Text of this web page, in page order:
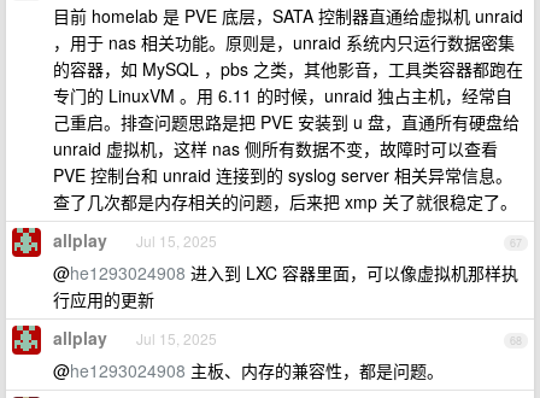
目前 homelab 是 PVE 底层，SATA 控制器直通给虚拟机 unraid
，用于 nas 相关功能。原则是，unraid 系统内只运行数据密集
的容器，如 MySQL ，pbs 之类，其他影音，工具类容器都跑在
专门的 LinuxVM 。用 6.11 的时候，unraid 独占主机，经常自
己重启。排查问题思路是把 PVE 安装到 u 盘，直通所有硬盘给
unraid 虚拟机，这样 nas 侧所有数据不变，故障时可以查看
PVE 控制台和 unraid 连接到的 syslog server 相关异常信息。
查了几次都是内存相关的问题，后来把 xmp 关了就很稳定了。
67
allplay Jul 15, 2025
@he1293024908 进入到 LXC 容器里面，可以像虚拟机那样执
行应用的更新
68
allplay Jul 15, 2025
@he1293024908 主板、内存的兼容性，都是问题。